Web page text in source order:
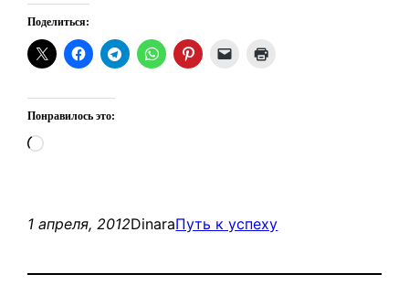
Поделиться:
Понравилось это:
Загрузка…
1 апреля, 2012DinaraПуть к успеху